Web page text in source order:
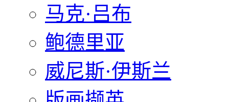
马克·吕布
鲍德里亚
威尼斯·伊斯兰